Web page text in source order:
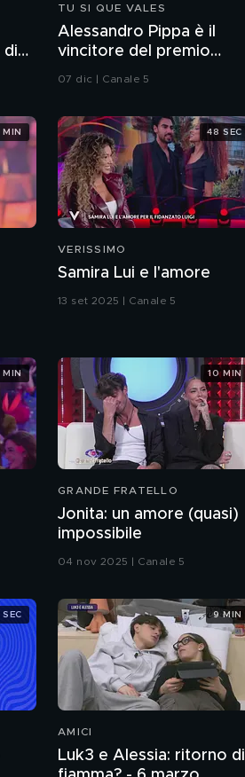
di
TU SI QUE VALES
Alessandro Pippa è il
vincitore del premio
Freshness
07 dic | Canale 5
MIN
VERISSIMO
Samira Lui e l'amore
13 set 2025 | Canale 5
48 SEC
MIN
GRANDE FRATELLO
Jonita: un amore (quasi)
impossibile
04 nov 2025 | Canale 5
10 MIN
SEC
AMICI
Luk3 e Alessia: ritorno di
9 MIN